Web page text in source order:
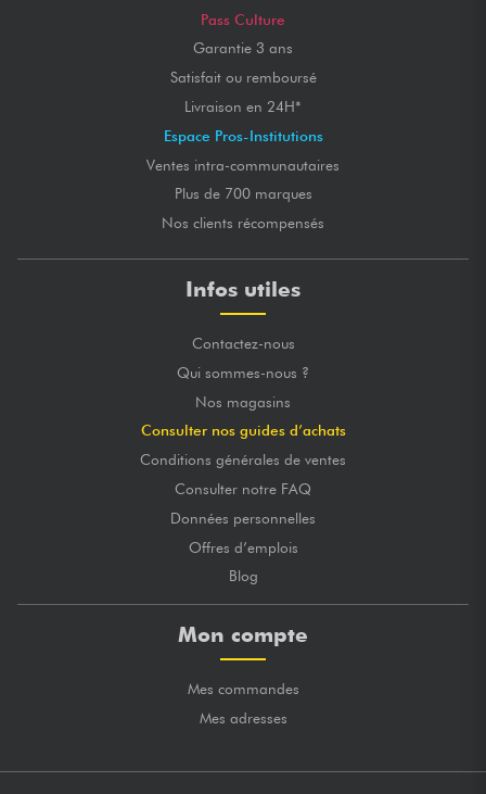
Pass Culture
Garantie 3 ans
Satisfait ou remboursé
Livraison en 24H*
Espace Pros-Institutions
Ventes intra-communautaires
Plus de 700 marques
Nos clients récompensés
Infos utiles
Contactez-nous
Qui sommes-nous ?
Nos magasins
Consulter nos guides d’achats
Conditions générales de ventes
Consulter notre FAQ
Données personnelles
Offres d’emplois
Blog
Mon compte
Mes commandes
Mes adresses